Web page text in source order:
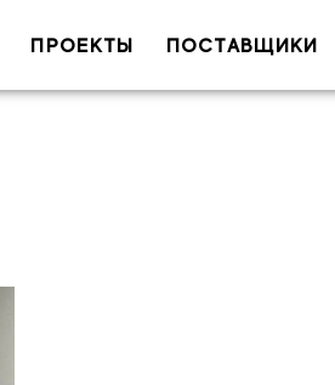
ПРОЕКТЫ ПОСТАВЩИКИ